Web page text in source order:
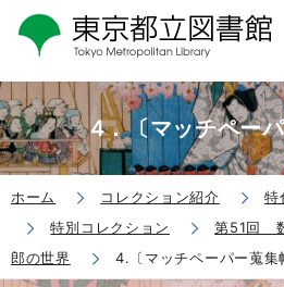
4．〔マッチペー
ホーム コレクション紹介
特
特別コレクション
第51回
郎の世界
4.〔マッチペーパー蒐集